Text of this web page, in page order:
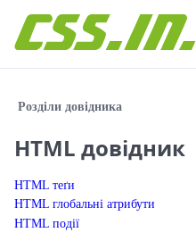
Розділи довідника
HTML довідник
HTML теґи
HTML глобальні атрибути
HTML події